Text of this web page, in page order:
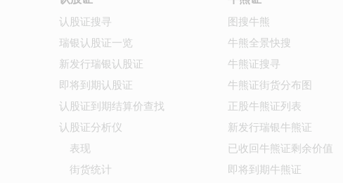
认股证搜寻
瑞银认股证一览
新发行瑞银认股证
即将到期认股证
认股证到期结算价查找
认股证分析仪
表现
街货统计
图搜牛熊
牛熊全景快搜
牛熊证搜寻
牛熊证街货分布图
正股牛熊证列表
新发行瑞银牛熊证
已收回牛熊证剩余价值
即将到期牛熊证